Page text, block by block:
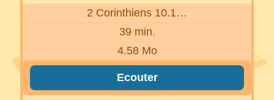
2 Corinthiens 10.1…
39 min.
4.58 Mo
Ecouter